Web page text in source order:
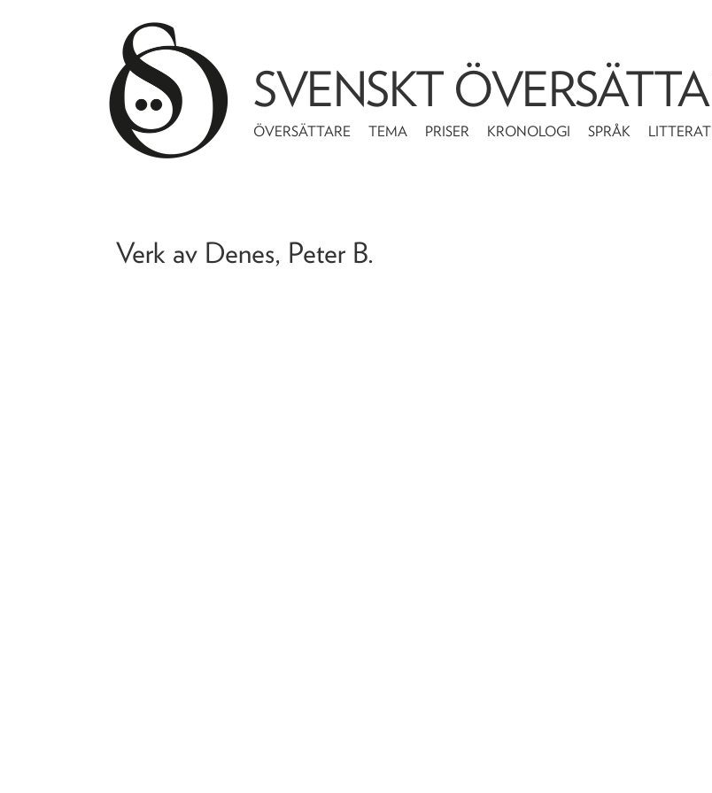
SVENSKT
ÖVERSÄTTARE TEMA PRISER KRONOLOGI SPRÅK
Verk av Denes, Peter B.